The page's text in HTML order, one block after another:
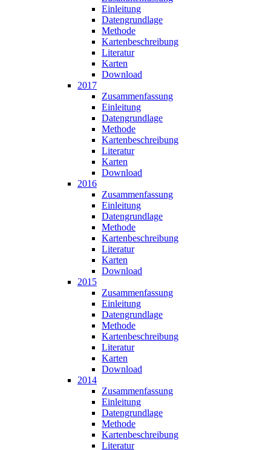
Einleitung
Datengrundlage
Methode
Karten­beschreibung
Literatur
Karten
Download
2017
Zusammen­fassung
Einleitung
Datengrundlage
Methode
Karten­beschreibung
Literatur
Karten
Download
2016
Zusammen­fassung
Einleitung
Datengrundlage
Methode
Karten­beschreibung
Literatur
Karten
Download
2015
Zusammen­fassung
Einleitung
Datengrundlage
Methode
Karten­beschreibung
Literatur
Karten
Download
2014
Zusammen­fassung
Einleitung
Datengrundlage
Methode
Karten­beschreibung
Literatur